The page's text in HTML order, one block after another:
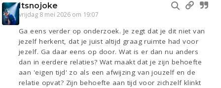
Itsnojoke
vrijdag 8 mei 2026 om 19:07
Ga eens verder op onderzoek. Je zegt dat je dit niet van
jezelf herkent, dat je juist altijd graag ruimte had voor
jezelf. Ga daar eens op door. Wat is er dan nu anders
dan in eerdere relaties? Wat maakt dat je zijn behoefte
aan 'eigen tijd' zo als een afwijzing van jouzelf en de
relatie opvat? Zijn behoefte aan tijd voor zichzelf klinkt